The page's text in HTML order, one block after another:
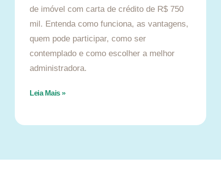
de imóvel com carta de crédito de R$ 750
mil. Entenda como funciona, as vantagens,
quem pode participar, como ser
contemplado e como escolher a melhor
administradora.
Leia Mais »